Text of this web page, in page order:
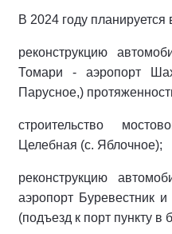
В 2024 году планируется
реконструкцию
Томари - аэропорт
Парусное,)
строительство
Целебная (с. Яблочное);
реконструкцию
аэропорт Буревестник
(подъезд к порт пункту в